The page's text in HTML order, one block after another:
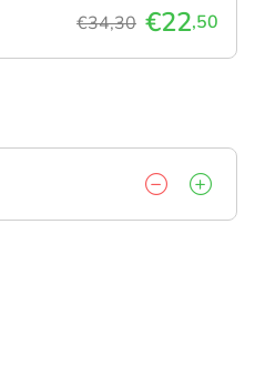
€34,30 €22,50